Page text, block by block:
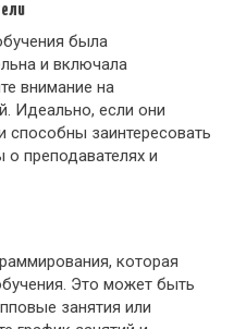
была
и включала
внимание на
Идеально, если они
заинтересовать
преподавателях и
которая
Это может быть
занятия или